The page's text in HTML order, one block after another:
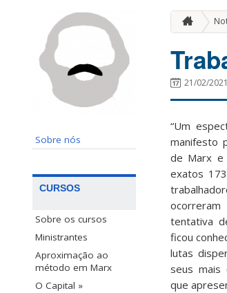
Sobre nós
CURSOS
Sobre os cursos
Ministrantes
Aproximação ao
método em Marx
O Capital »
21/02/
“Um
manifesto
de Marx e
exatos
tentativa
ficou
lutas
seus mais
que